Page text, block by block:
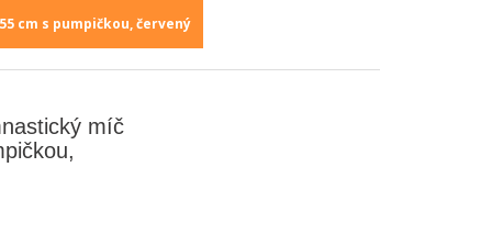
cm s pumpičkou, červený
míč